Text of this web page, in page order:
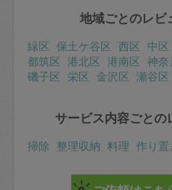
地域ごとのレビ
緑区 保土ケ谷区 西区 中区
都筑区 港北区 港南区 神奈
磯子区 栄区 金沢区 瀬谷区
サービス内容ごとの
掃除 整理収納 料理 作り置